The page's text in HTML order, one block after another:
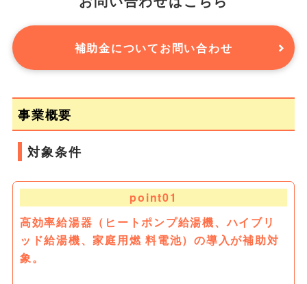
補助金についてお問い合わせ
事業概要
対象条件
point01
高効率給湯器（ヒートポンプ給湯機、ハイブリ
ッド給湯機、家庭用燃 料電池）の導入が補助対
象。